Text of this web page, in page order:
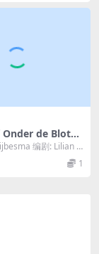
Onder de Blote
编剧: Lilian Si
1